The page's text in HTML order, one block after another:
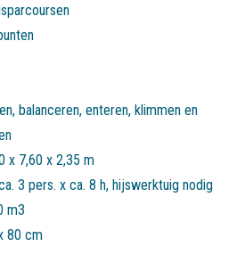
, balanceren, enteren, klimmen en
x 7,60 x 2,35 m
3 pers. x ca. 8 h, hijswerktuig nodig
m3
80 cm